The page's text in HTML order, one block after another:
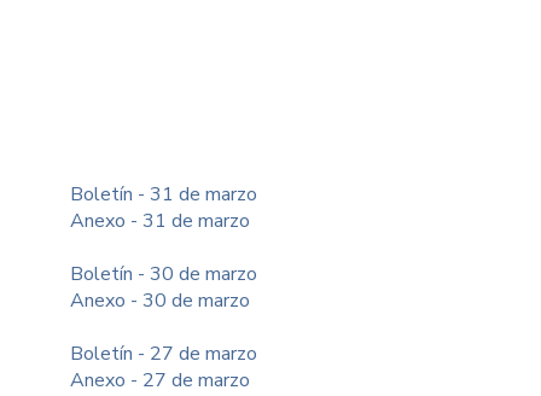
Boletín - 31 de marzo
Anexo - 31 de marzo
Boletín - 30 de marzo
Anexo - 30 de marzo
Boletín - 27 de marzo
Anexo - 27 de marzo